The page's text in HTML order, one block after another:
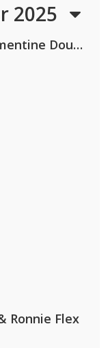
2025
Calvin Harris & Clementine Douglas
Ronnie Flex